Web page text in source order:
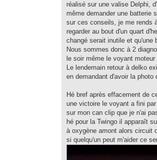
réalisé sur une valise Delphi,
même demander une batterie
sur ces conseils, je me rends
regarder au bout d'un quart
changé serait inutile et qu'une
Nous sommes donc à 2
le soir même le voyant
Le lendemain retour à delko
en demandant d'avoir la
Hé bref après effacement de
une victoire le voyant a fini
sur mon can clip que je n'ai
hé pour la Twingo il apparaît
à oxygène amont alors circuit
si quelqu'un peut m'aider ce